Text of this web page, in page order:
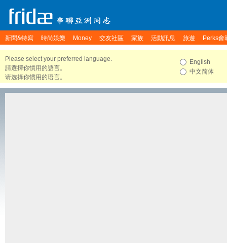
新聞&特寫 時尚娛樂 Money 交友社區 家族 活動訊息 旅遊 Perks會
Please select your preferred language.
請選擇你慣用的語言。
请选择你惯用的语言。
English
中文简体